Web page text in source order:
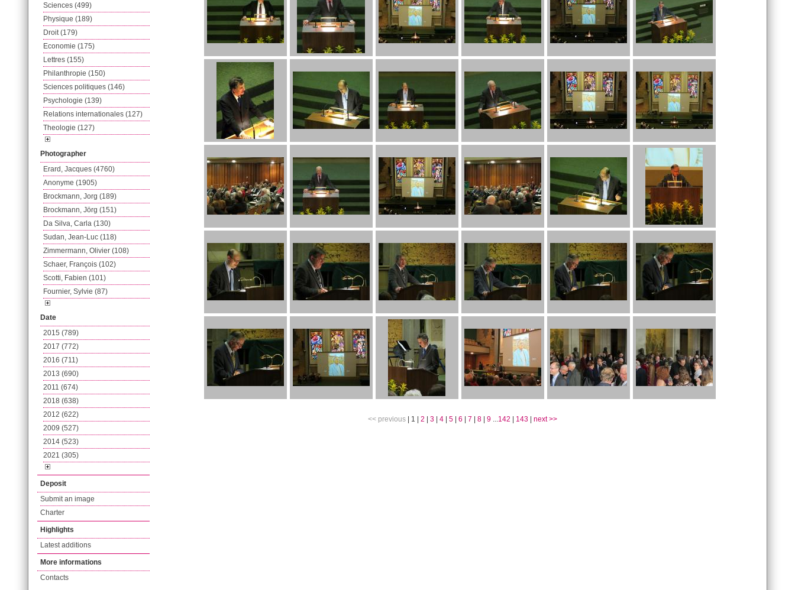
Sciences (499)
Physique (189)
Droit (179)
Economie (175)
Lettres (155)
Philanthropie (150)
Sciences politiques (146)
Psychologie (139)
Relations internationales (127)
Theologie (127)
Photographer
Erard, Jacques (4760)
Anonyme (1905)
Brockmann, Jorg (189)
Brockmann, Jörg (151)
Da Silva, Carla (130)
Sudan, Jean-Luc (118)
Zimmermann, Olivier (108)
Schaer, François (102)
Scotti, Fabien (101)
Fournier, Sylvie (87)
Date
2015 (789)
2017 (772)
2016 (711)
2013 (690)
2011 (674)
2018 (638)
2012 (622)
2009 (527)
2014 (523)
2021 (305)
Deposit
Submit an image
Charter
Highlights
Latest additions
More informations
Contacts
<< previous 1 2 3 4 5 6 7 8 9 ...142 143 next >>